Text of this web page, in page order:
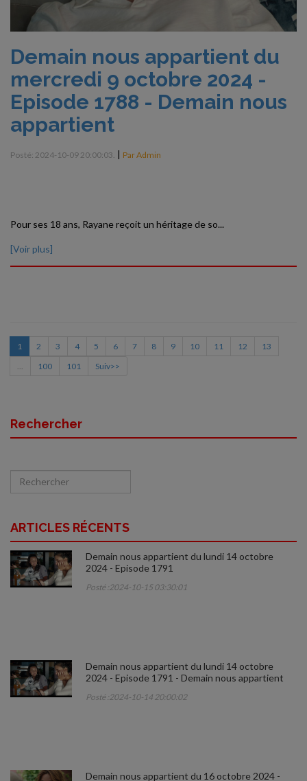
Demain nous appartient du
mercredi 9 octobre 2024 -
Episode 1788 - Demain nous
appartient
Posté: 2024-10-09 20:00:03. | Par Admin
Pour ses 18 ans, Rayane reçoit un héritage de so...
[Voir plus]
1 2 3 4 5 6 7 8 9 10 11 12
13
100 101 Suiv>>
Rechercher
ARTICLES RÉCENTS
Demain nous appartient du lundi 14 octobre
2024 - Episode 1791
Posté :2024-10-15 03:30:01
Demain nous appartient du lundi 14 octobre
2024 - Episode 1791 - Demain nous appartient
Posté :2024-10-14 20:00:02
Demain nous appartient du 16 octobre 2024 -